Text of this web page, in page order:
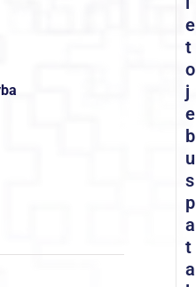
e
t
o
j
e
b
u
s
p
a
t
a